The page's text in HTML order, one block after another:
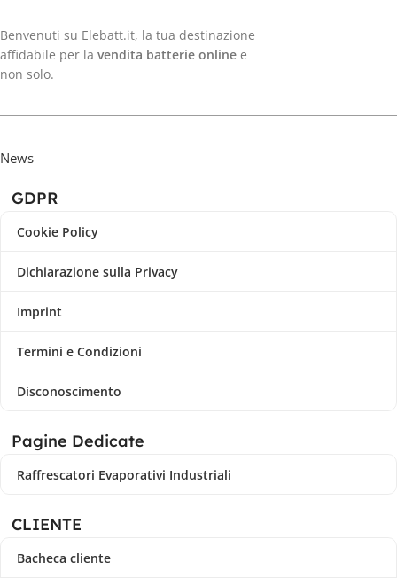
Benvenuti su Elebatt.it, la tua destinazione
affidabile per la vendita batterie online e
non solo.
News
GDPR
Cookie Policy
Dichiarazione sulla Privacy
Imprint
Termini e Condizioni
Disconoscimento
Pagine Dedicate
Raffrescatori Evaporativi Industriali
CLIENTE
Bacheca cliente